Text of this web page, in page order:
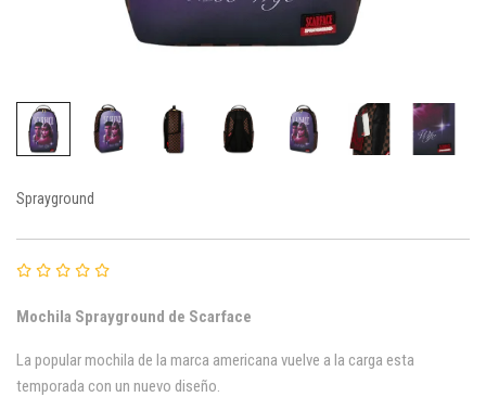
Sprayground
Mochila Sprayground de Scarface
La popular mochila de la marca americana vuelve a la carga esta
temporada con un nuevo diseño.